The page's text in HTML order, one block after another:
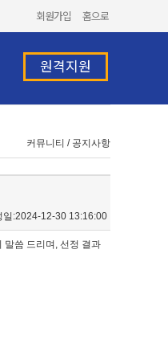
회원가입 홈으로
원격지원
커뮤니티 / 공지사항
일:2024-12-30 13:16:00
말씀 드리며, 선정 결과